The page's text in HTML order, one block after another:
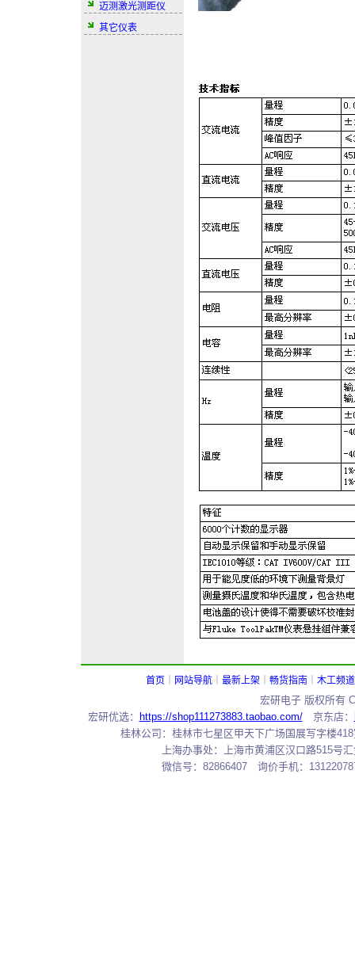
迈测激光测距仪
其它仪表
首页 网站导航 最新上架 畅货指南 木工频道
宏研电子 版权所有
宏研优选：
https://shop111273883.taobao.com/京东店：
桂林公司：桂林市七星区甲天下广场国展写字楼
上海办事处：上海市黄浦区汉口路515
微信号：82866407 询价手机：